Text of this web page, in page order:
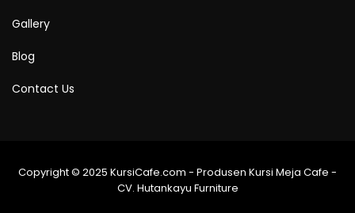
Gallery
Blog
Contact Us
Copyright © 2025 KursiCafe.com - Produsen Kursi Meja Cafe -
CV. Hutankayu Furniture